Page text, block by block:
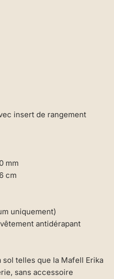
insert de rangement
mm
cm
uniquement)
antidérapant
telles que la Mafell Erika
sans accessoire